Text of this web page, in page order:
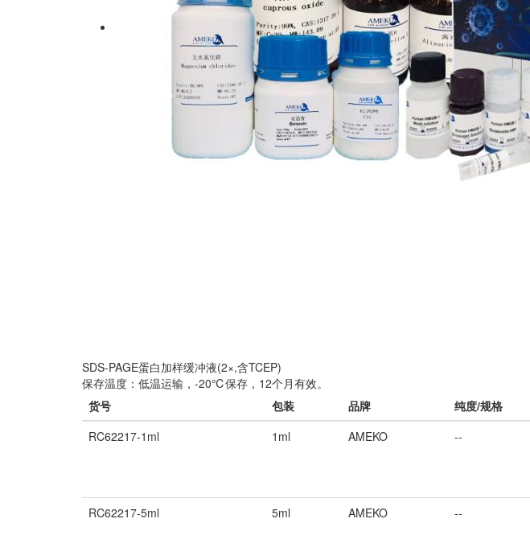
SDS-PAGE蛋白加样缓冲液(2×,含TCEP)
保存温度：低温运输，-20℃保存，12个月有效。
货号
包装 品牌 纯度/规格
RC62217-1ml
1ml AMEKO --
RC62217-5ml
5ml AMEKO --